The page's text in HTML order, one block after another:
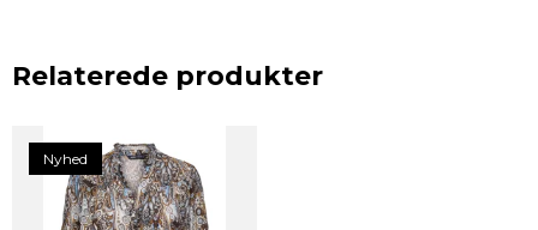
Relaterede produkter
Nyhed